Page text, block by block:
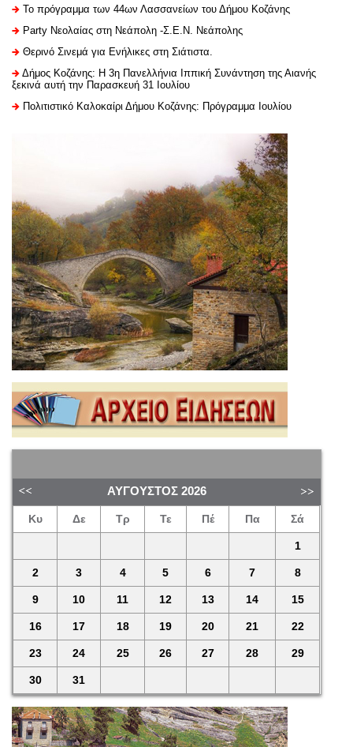
Το πρόγραμμα των 44ων Λασσανείων του Δήμου Κοζάνης
Party Νεολαίας στη Νεάπολη -Σ.Ε.Ν. Νεάπολης
Θερινό Σινεμά για Ενήλικες στη Σιάτιστα.
Δήμος Κοζάνης: Η 3η Πανελλήνια Ιππική Συνάντηση της Αιανής
ξεκινά αυτή την Παρασκευή 31 Ιουλίου
Πολιτιστικό Καλοκαίρι Δήμου Κοζάνης: Πρόγραμμα Ιουλίου
ΑΎΓΟΥΣΤΟΣ 2026
Κυ Δε Τρ Τε Πέ Πα Σά
1
2 3 4 5 6 7 8
9 10 11 12 13 14 15
16 17 18 19 20 21 22
23 24 25 26 27 28 29
30 31